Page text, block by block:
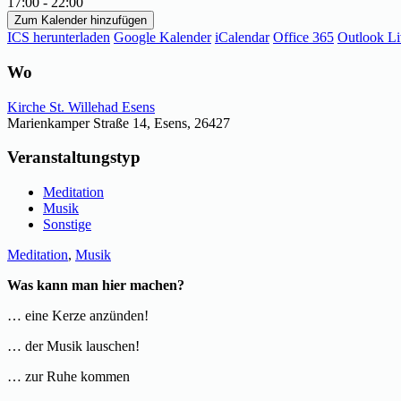
Zum Kalender hinzufügen
ICS herunterladen Google Kalender iCalendar Office 365 Outlook
Wo
Kirche St. Willehad Esens
Marienkamper Straße 14, Esens, 26427
Veranstaltungstyp
Meditation
Musik
Sonstige
Meditation, Musik
Was kann man hier machen?
… eine Kerze anzünden!
… der Musik lauschen!
… zur Ruhe kommen